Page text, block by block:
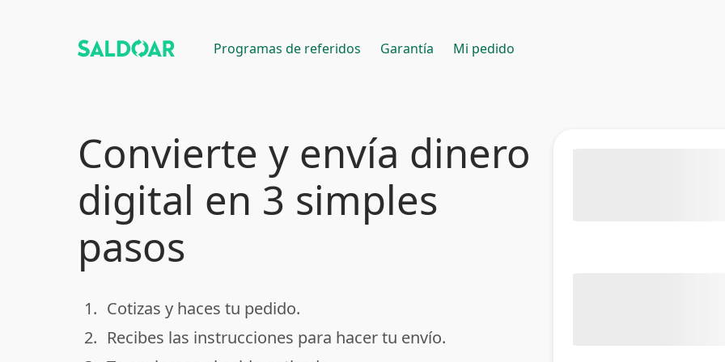
Programas de referidos Garantía Mi pedido
Convierte y envía dinero
digital en 3 simples
pasos
done
1. Cotizas y haces tu pedido.
done
2. Recibes las instrucciones para hacer tu envío.